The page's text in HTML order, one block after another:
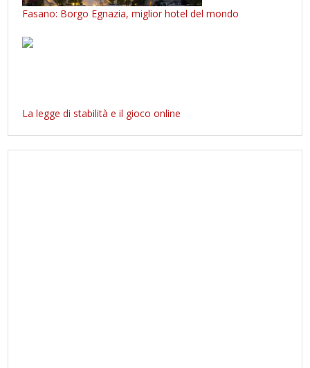
Fasano: Borgo Egnazia, miglior hotel del mondo
La legge di stabilità e il gioco online